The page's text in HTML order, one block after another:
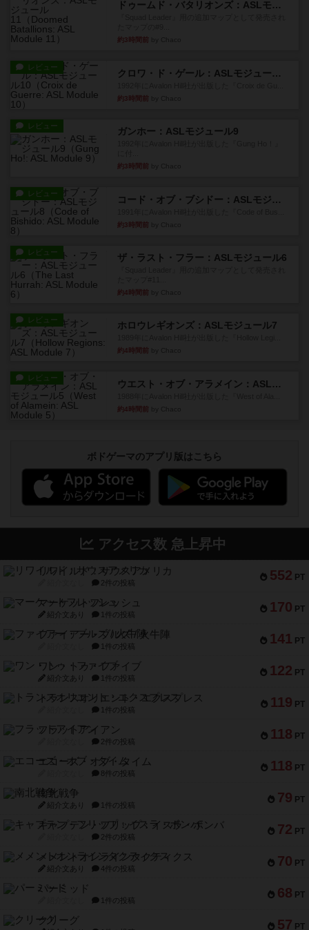
ドゥームド・バタリオンズ：ASLモジュール11
約3時間前
レビュー
クロワ・ド・ゲール：ASLモジュール10
約3時間前
レビュー ガンホー：ASLモジュール9
約3時間前
レビュー
コード・オブ・ブシドー：ASLモジュール8
約3時間前
レビュー ザ・ラスト・フラー：ASLモジュール6
約4時間前
レビュー ホロウレギオンズ：ASLモジュール7
約4時間前
レビュー
ウエスト・オブ・アラメイン：ASLモジュール5
約4時間前
ボドゲーマのアプリ版はこちら
アクセス数 急上昇中
552 PT
リワイルド：サウスアメリカ
2件の投稿
170 PT
マーケットフレッシュ
紹介文あり 1件の投稿
141 PT
ファイアー・ブルズ / 火牛陣
1件の投稿
122 PT
ワン・トゥ・ファイブ
紹介文あり 1件の投稿
119 PT
トランスオリエント・エクスプレス
1件の投稿
118 PT
フラットアイアン
2件の投稿
118 PT
エコーズ・オブ・タイム
8件の投稿
79 PT
南北戦争
紹介文あり 1件の投稿
72 PT
キャプテン・フリップ：イスラ・ボンバ
2件の投稿
70 PT
メメントオンラインタクティクス
紹介文あり 4件の投稿
68 PT
パーミッド
1件の投稿
57 PT
クリーグ